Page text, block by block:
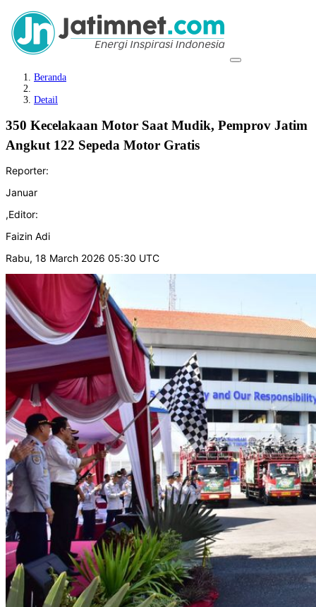
Beranda
Detail
350 Kecelakaan Motor Saat Mudik, Pemprov Jatim
Angkut 122 Sepeda Motor Gratis
Reporter:
Januar
,Editor:
Faizin Adi
Rabu, 18 March 2026 05:30 UTC